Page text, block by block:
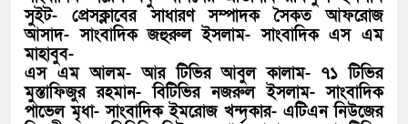
সুইট- প্রেসক্লাবের সাধারণ সম্পাদক সৈকত আফরোজ
আসাদ- সাংবাদিক জহুরুল ইসলাম- সাংবাদিক এস এম
মাহাবুব-
এস এম আলম- আর টিভির আবুল কালাম- ৭১ টিভির
মুস্তাফিজুর রহমান- বিটিভির নজরুল ইসলাম- সাংবাদিক
পাভেল মৃধা- সাংবাদিক ইমরোজ খন্দকার- এটিএন নিউজের